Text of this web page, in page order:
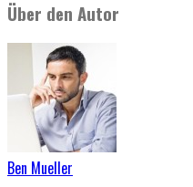
Über den Autor
Ben Mueller